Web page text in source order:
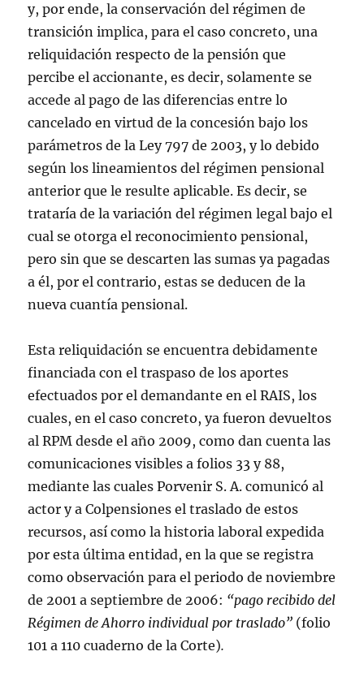
y, por ende, la conservación del régimen de
transición implica, para el caso concreto, una
reliquidación respecto de la pensión que
percibe el accionante, es decir, solamente se
accede al pago de las diferencias entre lo
cancelado en virtud de la concesión bajo los
parámetros de la Ley 797 de 2003, y lo debido
según los lineamientos del régimen pensional
anterior que le resulte aplicable. Es decir, se
trataría de la variación del régimen legal bajo el
cual se otorga el reconocimiento pensional,
pero sin que se descarten las sumas ya pagadas
a él, por el contrario, estas se deducen de la
nueva cuantía pensional.
Esta reliquidación se encuentra debidamente
financiada con el traspaso de los aportes
efectuados por el demandante en el RAIS, los
cuales, en el caso concreto, ya fueron devueltos
al RPM desde el año 2009, como dan cuenta las
comunicaciones visibles a folios 33 y 88,
mediante las cuales Porvenir S. A. comunicó al
actor y a Colpensiones el traslado de estos
recursos, así como la historia laboral expedida
por esta última entidad, en la que se registra
como observación para el periodo de noviembre
de 2001 a septiembre de 2006: “pago recibido del
Régimen de Ahorro individual por traslado” (folio
101 a 110 cuaderno de la Corte).